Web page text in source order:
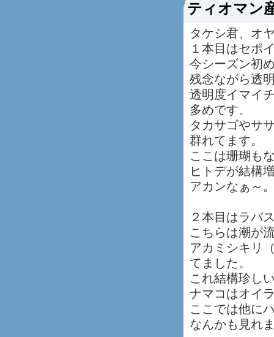
ティオマン
タケシ君、オ
１本目はセポ
今シーズン初
残念ながら透
透明度イマイ
多めです。
タカサゴやサ
群れてます。
ここは珊瑚も
ヒトデが結構
アカンなぁ～
２本目はラバ
こちらは潮が
アカミシキリ
てました。
これ結構珍し
ナマコはオイ
ここでは他に
なんかも見れ